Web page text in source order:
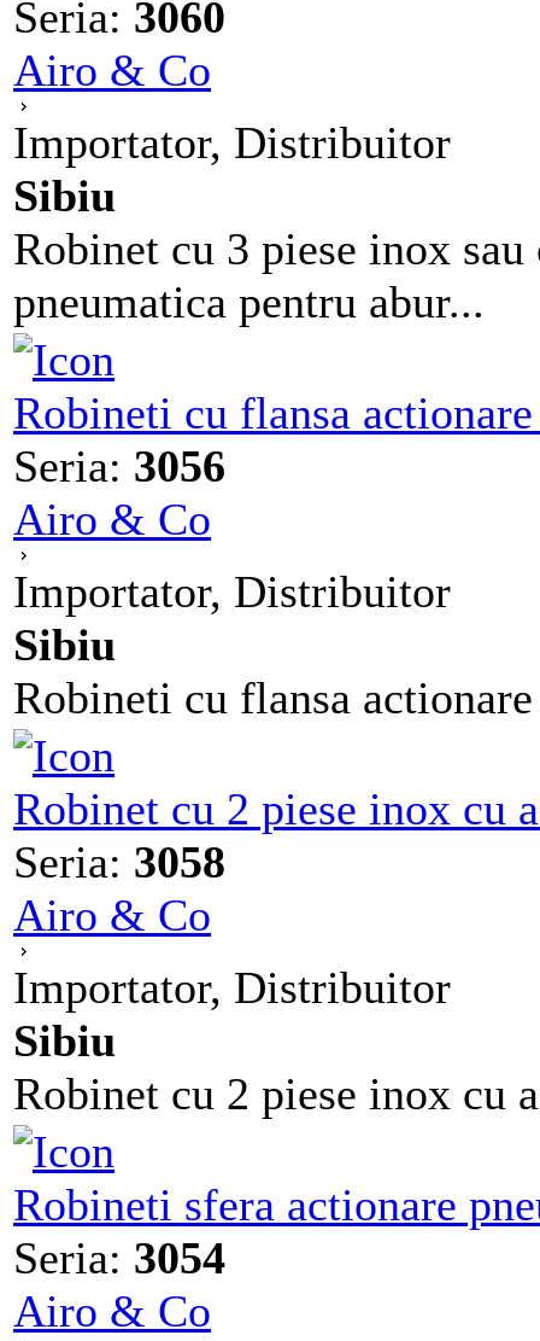
Seria: 3060
Airo & Co
Importator, Distribuitor
Sibiu
Robinet cu 3 piese inox
pneumatica pentru abur...
Robineti cu flansa
Seria: 3056
Airo & Co
Importator, Distribuitor
Sibiu
Robineti cu flansa
Robinet cu 2 piese inox cu
Seria: 3058
Airo & Co
Importator, Distribuitor
Sibiu
Robinet cu 2 piese inox cu
Robineti sfera actionare
Seria: 3054
Airo & Co